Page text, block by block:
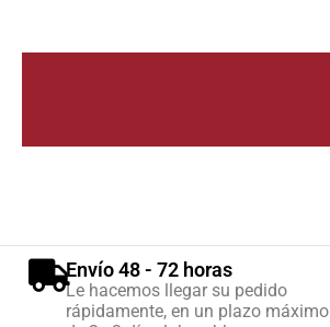
Envío 48 - 72 horas
Le hacemos llegar su pedido
rápidamente, en un plazo máximo